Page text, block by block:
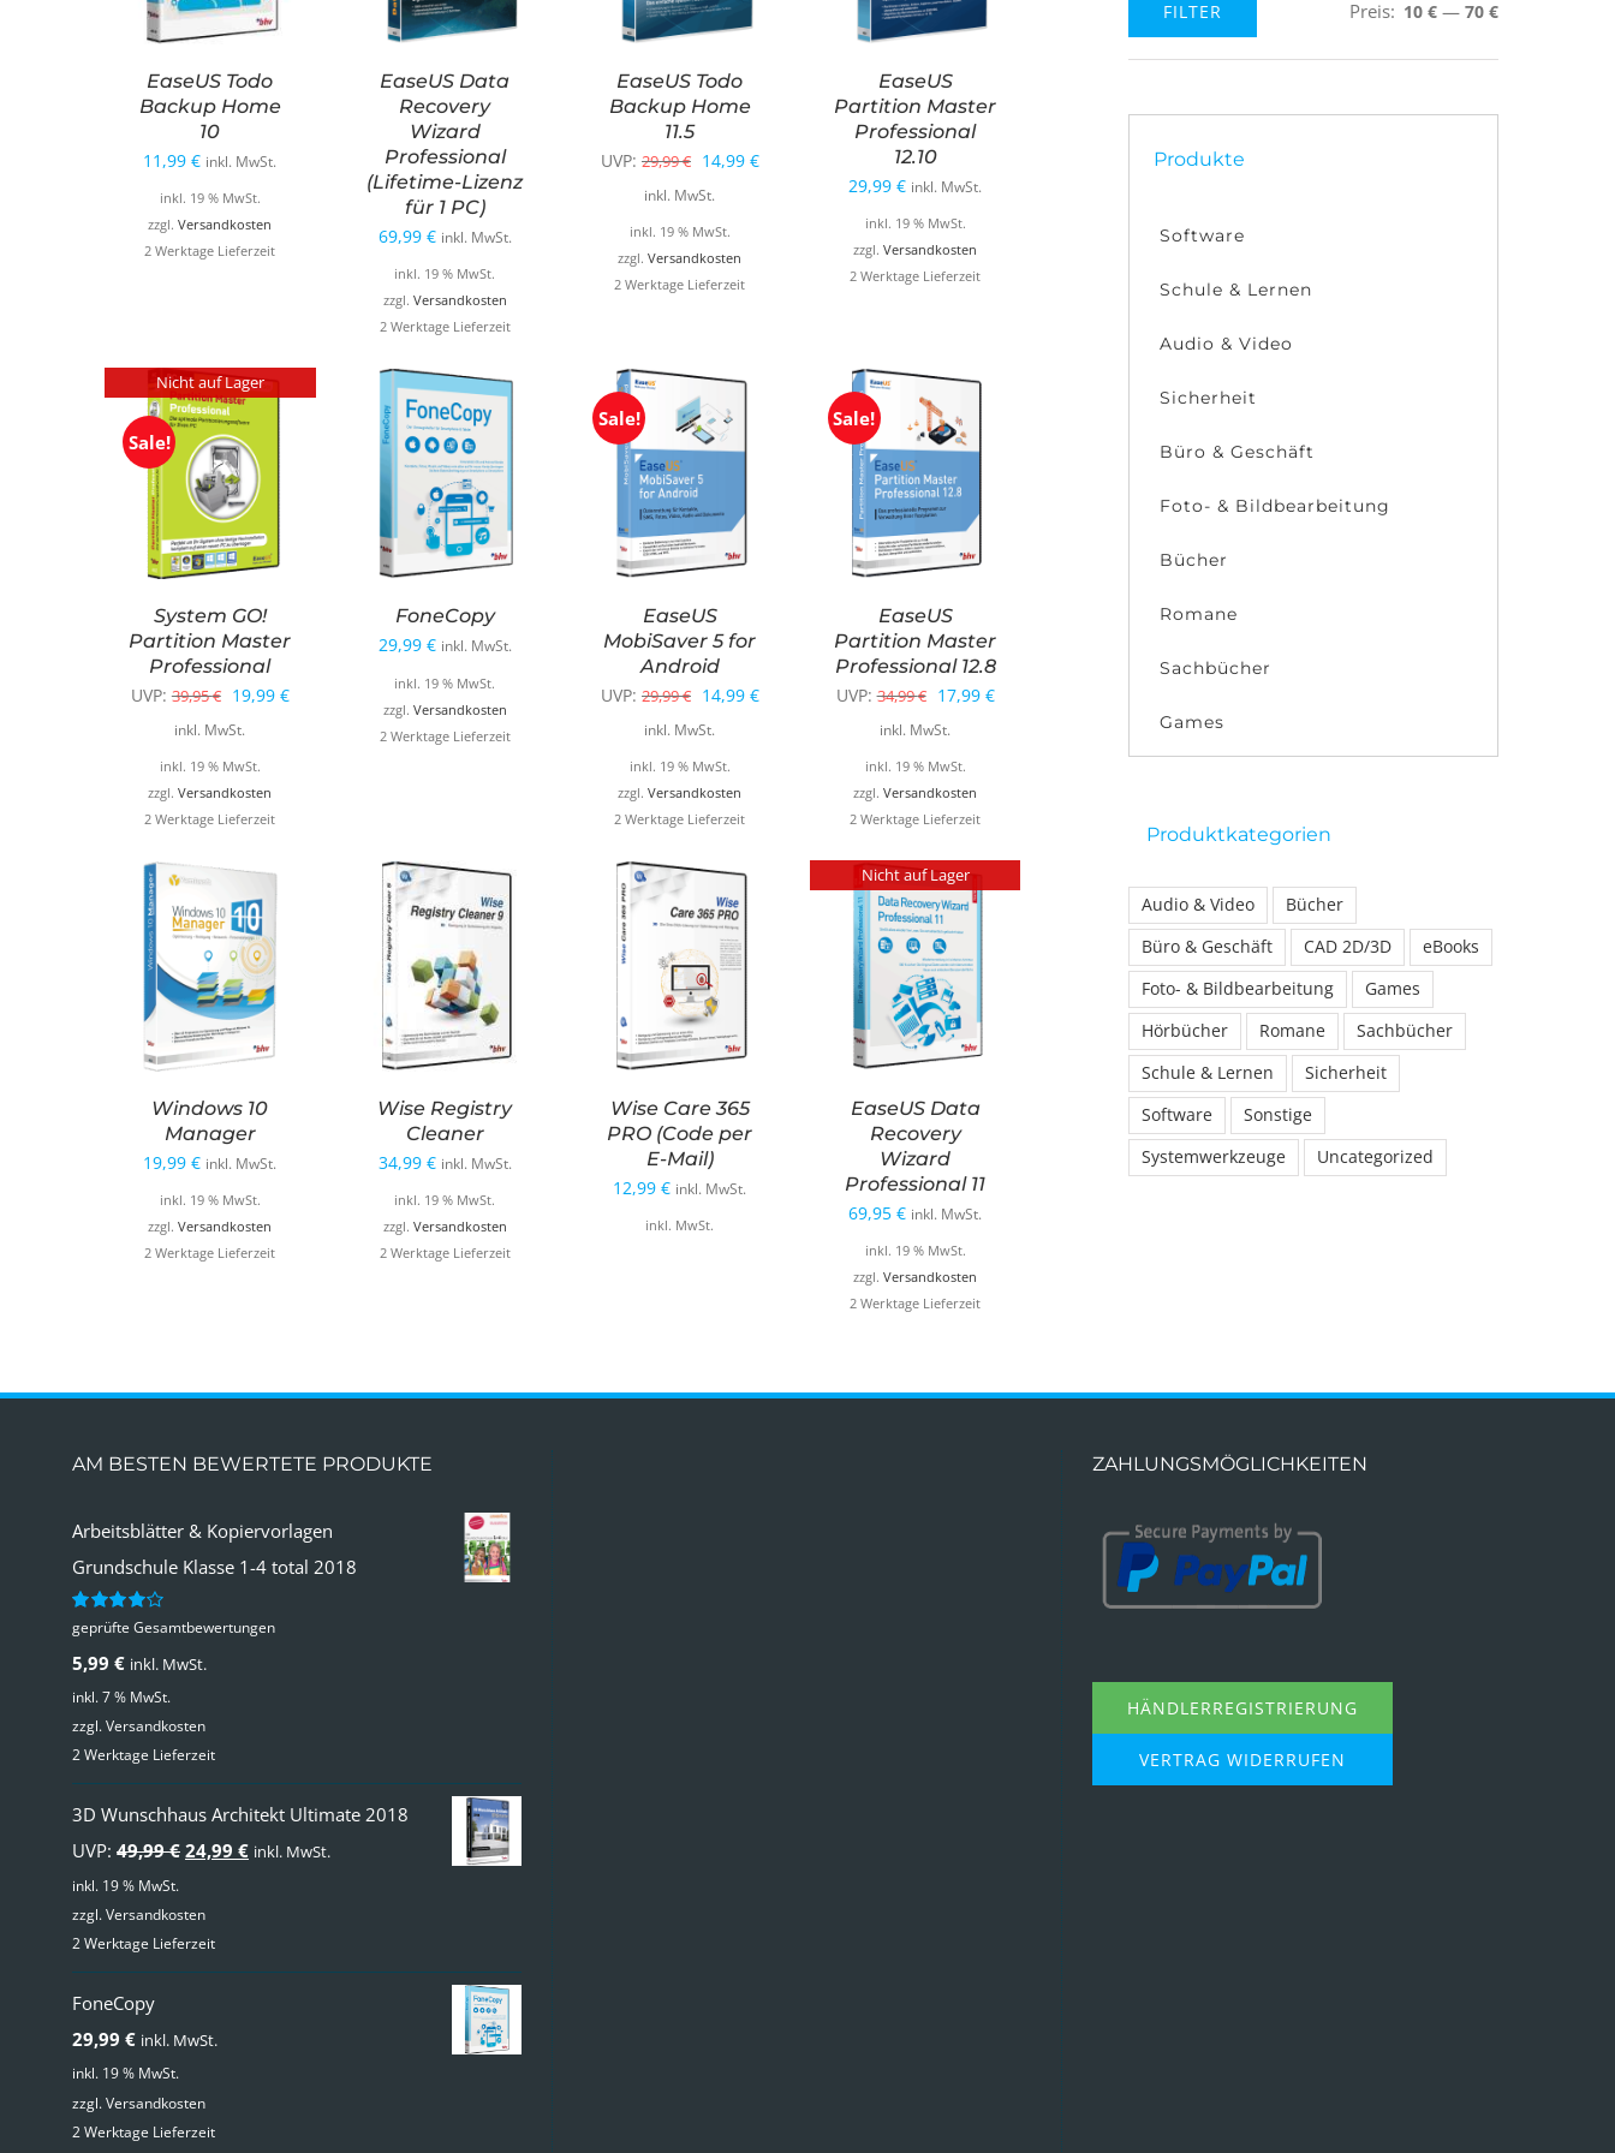
EaseUS Todo
Backup Home
10
11,99€ inkl. MwSt.
inkl. 19 % MwSt.
zzgl.Versandkosten
2 Werktage Lieferzeit
EaseUS Data
Recovery
Wizard
Professional
(Lifetime-Lizenz
für 1 PC)
69,99 € inkl. MwSt.
inkl. 19 % MwSt.
zzgl. Versandkosten
2 Werktage Lieferzeit
EaseUS Todo
Backup Home
11.5
UVP: 29,99€ Ursprünglicher
Preis
war:
29,99 €
14,99 €Aktueller
inkl. MwSt.
inkl. 19 % MwSt.
zzgl.Versandkosten
2 Werktage Lieferzeit
EaseUS
Partition Master
Professional
12.10
29,99€ inkl. MwSt.
inkl. 19 % MwSt.
zzgl.Versandkosten
2 Werktage Lieferzeit
Nicht auf Lager
Sale!
System GO!
Partition Master
Professional
UVP: 39,95€ Ursprünglicher
Preis
war:
39,95 €
19,99 €Aktueller
inkl. MwSt.
inkl. 19 % MwSt.
zzgl.Versandkosten
2 Werktage Lieferzeit
FoneCopy
29,99 € inkl. MwSt.
inkl. 19 % MwSt.
zzgl. Versandkosten
2 Werktage Lieferzeit
Sale!
EaseUS
MobiSaver 5 for
Android
UVP: 29,99€ Ursprünglicher
Preis
war:
29,99 €
14,99 €Aktueller
inkl. MwSt.
inkl. 19 % MwSt.
zzgl.Versandkosten
2 Werktage Lieferzeit
Sale!
EaseUS
Partition Master
Professional 12.8
UVP: 34,99€ Ursprünglicher
Preis
war:
34,99 €
17,99 €Aktueller
inkl. MwSt.
inkl. 19 % MwSt.
zzgl.Versandkosten
2 Werktage Lieferzeit
Windows 10
Manager
19,99€ inkl. MwSt.
inkl. 19 % MwSt.
zzgl.Versandkosten
2 Werktage Lieferzeit
Wise Registry
Cleaner
34,99 € inkl. MwSt.
inkl. 19 % MwSt.
zzgl. Versandkosten
2 Werktage Lieferzeit
Wise Care 365
PRO (Code per
E-Mail)
12,99€ inkl. MwSt.
inkl. MwSt.
Nicht auf Lager
EaseUS Data
Recovery
Wizard
Professional 11
69,95€ inkl. MwSt.
inkl. 19 % MwSt.
zzgl.Versandkosten
2 Werktage Lieferzeit
Preis
Preis
FILTER Preis: 10 € — 70 €
Produkte
Software
Schule & Lernen
Audio & Video
Sicherheit
Büro & Geschäft
Foto- & Bildbearbeitung
Bücher
Romane
Sachbücher
Games
Produktkategorien
Audio & Video
Bücher
Büro & Geschäft
CAD 2D/3D
eBooks
Foto- & Bildbearbeitung
Games
Hörbücher
Romane
Sachbücher
Schule & Lernen
Sicherheit
Software
Sonstige
Systemwerkzeuge
Uncategorized
AM BESTEN BEWERTETE PRODUKTE
Arbeitsblätter & Kopiervorlagen
Grundschule Klasse 1-4 total 2018
Bewertet
von 5
geprüfte Gesamtbewertungen
5,99 € inkl. MwSt.
inkl. 7 % MwSt.
zzgl.Versandkosten
2 Werktage Lieferzeit
3D Wunschhaus Architekt Ultimate 2018
UVP: 49,99€ Ursprünglicher
war:
24,99 €Aktueller
inkl. MwSt.
inkl. 19 % MwSt.
zzgl.Versandkosten
2 Werktage Lieferzeit
FoneCopy
29,99 € inkl. MwSt.
inkl. 19 % MwSt.
zzgl.Versandkosten
2 Werktage Lieferzeit
ZAHLUNGSMÖGLICHKEITEN
HÄNDLERREGISTRIERUNG
VERTRAG WIDERRUFEN